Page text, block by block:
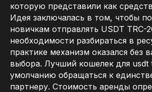
которую представили как
Идея заключалась в том, чтобы
новичкам отправлять USDT TRC-
необходимости разбираться в
практике механизм оказался без
выбора. Лучший кошелек для usdt
умолчанию обращаться к
партнеру. Стоимость аренды